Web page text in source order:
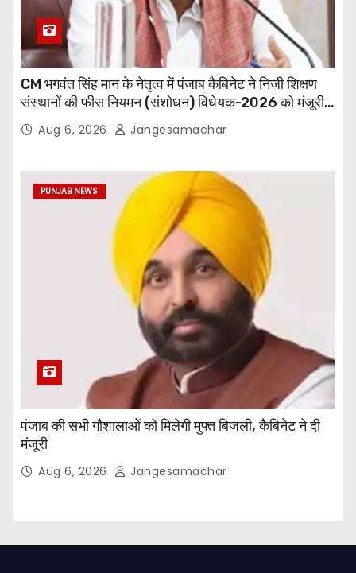
CM भगवंत सिंह मान के नेतृत्व में पंजाब कैबिनेट ने निजी शिक्षण
संस्थानों की फीस नियमन (संशोधन) विधेयक-2026 को मंजूरी
दी Aug 6, 2026 Jangesamachar
PUNJAB NEWS
पंजाब की सभी गौशालाओं को मिलेगी मुफ्त बिजली, कैबिनेट ने दी
मंजूरी
Aug 6, 2026 Jangesamachar